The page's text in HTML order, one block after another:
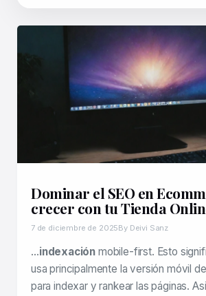
Dominar el SEO en
crecer con tu Tienda
7 de diciembre de 2025By Deivi Sanz
…indexación mobile-first. Esto
usa principalmente la versión móvil
para indexar y rankear las páginas.